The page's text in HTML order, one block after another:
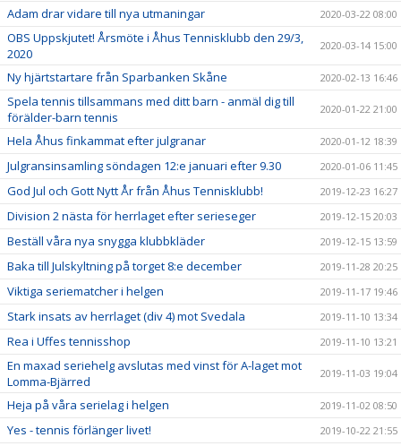
Adam drar vidare till nya utmaningar 2020-03-22 08:00
OBS Uppskjutet! Årsmöte i Åhus Tennisklubb den 29/3,
2020
2020-03-14 15:00
Ny hjärtstartare från Sparbanken Skåne 2020-02-13 16:46
Spela tennis tillsammans med ditt barn - anmäl dig till
förälder-barn tennis
2020-01-22 21:00
Hela Åhus finkammat efter julgranar 2020-01-12 18:39
Julgransinsamling söndagen 12:e januari efter 9.30 2020-01-06 11:45
God Jul och Gott Nytt År från Åhus Tennisklubb! 2019-12-23 16:27
Division 2 nästa för herrlaget efter serieseger 2019-12-15 20:03
Beställ våra nya snygga klubbkläder 2019-12-15 13:59
Baka till Julskyltning på torget 8:e december 2019-11-28 20:25
Viktiga seriematcher i helgen 2019-11-17 19:46
Stark insats av herrlaget (div 4) mot Svedala 2019-11-10 13:34
Rea i Uffes tennisshop 2019-11-10 13:21
En maxad seriehelg avslutas med vinst för A-laget mot
Lomma-Bjärred
2019-11-03 19:04
Heja på våra serielag i helgen 2019-11-02 08:50
Yes - tennis förlänger livet! 2019-10-22 21:55